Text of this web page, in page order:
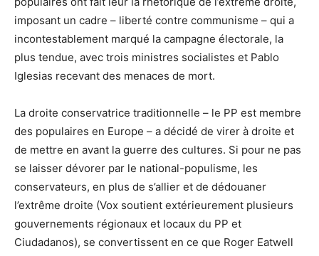
imposant un cadre – liberté contre communisme – qui a
incontestablement marqué la campagne électorale, la
plus tendue, avec trois ministres socialistes et Pablo
Iglesias recevant des menaces de mort.
La droite conservatrice traditionnelle – le PP est membre
des populaires en Europe – a décidé de virer à droite et
de mettre en avant la guerre des cultures. Si pour ne pas
se laisser dévorer par le national-populisme, les
conservateurs, en plus de s’allier et de dédouaner
l’extrême droite (Vox soutient extérieurement plusieurs
gouvernements régionaux et locaux du PP et
Ciudadanos), se convertissent en ce que Roger Eatwell